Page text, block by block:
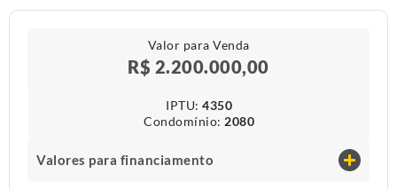
Valor para Venda
R$ 2.200.000,00
IPTU​: 4350
Condomínio​: 2080
Valores para financiamento